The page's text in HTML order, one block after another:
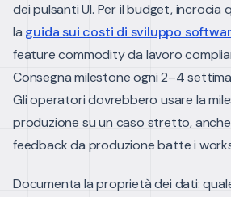
dei pulsanti UI. Per il budget, incrocia
la guida sui costi di sviluppo
feature commodity da lavoro
Consegna milestone ogni 2–4
Gli operatori dovrebbero usare la
produzione su un caso stretto, anche
feedback da produzione batte i
Documenta la proprietà dei dati: